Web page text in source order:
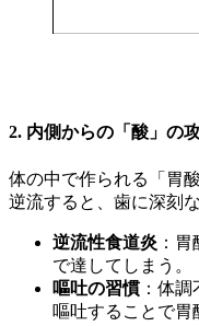
2. 内側からの「酸」の
体の中で作られる「胃
逆流すると、歯に深刻
逆流性食道炎 ：
で達してしまう。
嘔吐の習慣：体調
嘔吐することで胃